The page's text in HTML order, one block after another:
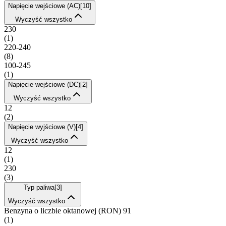
Napięcie wejściowe (AC)[10]
Wyczyść wszystko
230
(1)
220-240
(8)
100-245
(1)
Napięcie wejściowe (DC)[2]
Wyczyść wszystko
12
(2)
Napięcie wyjściowe (V)[4]
Wyczyść wszystko
12
(1)
230
(3)
Typ paliwa[3]
Wyczyść wszystko
Benzyna o liczbie oktanowej (RON) 91
(1)